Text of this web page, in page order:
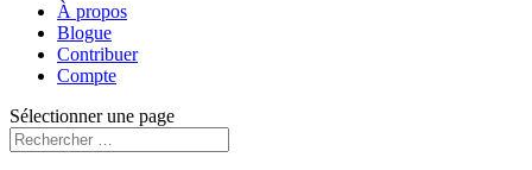
À propos
Blogue
Contribuer
Compte
Sélectionner une page